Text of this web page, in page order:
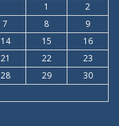
1
2
7 8
9
14 15
16
21 22
23
28 29
30